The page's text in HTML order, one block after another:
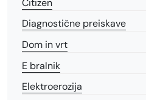
Citizen
Diagnostične preiskave
Dom in vrt
E bralnik
Elektroerozija